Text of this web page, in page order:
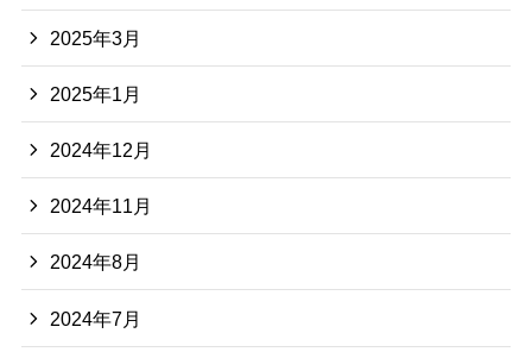
2025年3月
2025年1月
2024年12月
2024年11月
2024年8月
2024年7月